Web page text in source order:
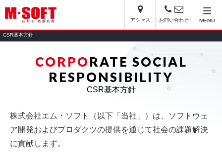
アクセス お問い合わせ MENU
CSR基本方針
CORPORATE SOCIAL
RESPONSIBILITY
CSR基本方針
株式会社エム・ソフト（以下「当社」）は、ソフトウェ
ア開発およびプロダクツの提供を通じて社会の課題解決
に貢献します。